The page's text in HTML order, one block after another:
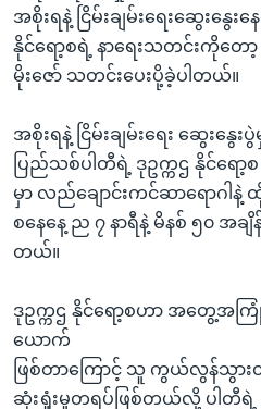
အစိုးရနဲ့ ငြိမ်းချမ်းရေးဆွေးနွေ
နိုင်ရော့စရဲ့ နာရေးသတင်းကိုတ
မိုးဇော် သတင်းပေးပို့ခဲ့ပါတယ်။
အစိုးရနဲ့ ငြိမ်းချမ်းရေး ဆွေးနွေ
ပြည်သစ်ပါတီရဲ့ ဒုဥက္ကဌ နိုင်ရ
မှာ လည်ချောင်းကင်ဆာရောဂါ
စနေနေ့ ည ၇ နာရီနဲ့ မိနစ် ၅၀ အ
တယ်။
ဒုဥက္ကဌ နိုင်ရော့စဟာ အတွေ့အက
ယောက်
ဖြစ်တာကြောင့် သူ ကွယ်လွန်သွ
ဆုံးရှုံးမှုတရပ်ဖြစ်တယ်လို့ ပါတီ